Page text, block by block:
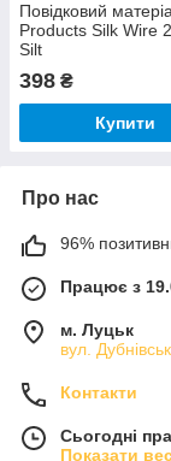
Повідковий
Products Silk Wire
Silt
398 ₴
Купити
Про нас
96%
Працює з
м. Луцьк
вул.
Контакти
Сьогодні
Показати